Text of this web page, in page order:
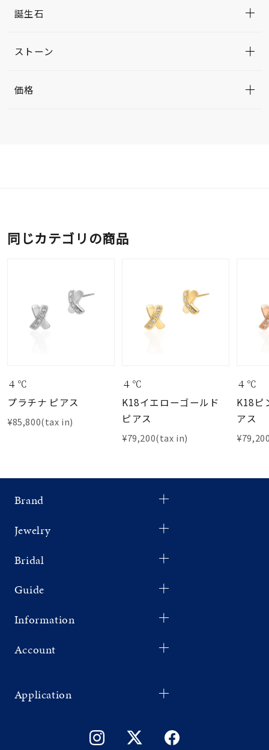
誕生石
ストーン
価格
同じカテゴリの商品
４℃
プラチナ ピアス
¥85,800(tax in)
４℃
K18イエローゴールド
ピアス
¥79,200(tax in)
４℃
K18ピ
アス
Brand
Jewelry
Bridal
Guide
Information
Account
Application